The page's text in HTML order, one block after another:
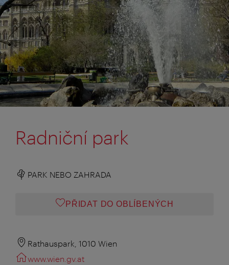
Radniční park
PARK NEBO ZAHRADA
PŘIDAT DO OBLÍBENÝCH
Rathauspark, 1010 Wien
www.wien.gv.at